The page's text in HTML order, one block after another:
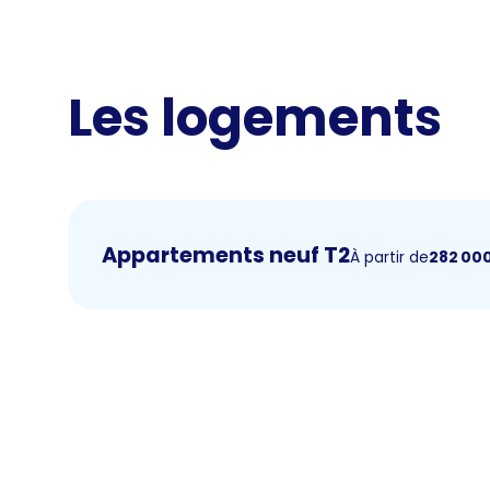
Les logements
Appartements neuf T2À partir de282